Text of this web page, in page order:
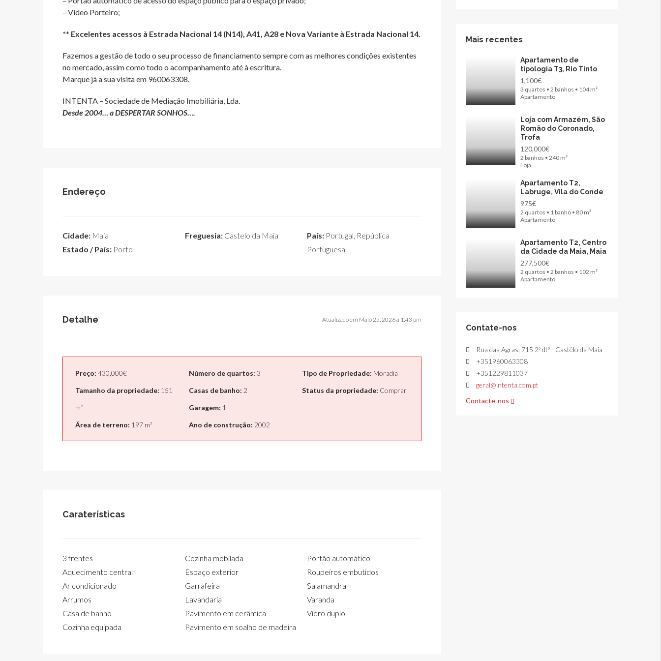
– Vídeo Porteiro;
** Excelentes acessos à Estrada Nacional 14 (N14), A41, A28 e Nova Variante à Estrada Nacional 14.
Fazemos a gestão de todo o seu processo de financiamento sempre com as melhores condições existentes
no mercado, assim como todo o acompanhamento até à escritura.
Marque já a sua visita em 960063308.
INTENTA – Sociedade de Mediação Imobiliária, Lda.
Desde 2004… a DESPERTAR SONHOS….
Endereço
Cidade: Maia
Estado / País: Porto
Freguesia:Castelo da Maia País: Portugal, República
Portuguesa
Detalhe Atualizado em Maio 25, 2026 a 1:43 pm
Preço: 430,000€
Tamanho da propriedade: 151
m²
Área de terreno: 197 m²
Número de quartos: 3
Casas de banho: 2
Garagem: 1
Ano de construção: 2002
Tipo de Propriedade: Moradia
Status da propriedade: Comprar
Caraterísticas
3 frentes
Aquecimento central
Ar condicionado
Arrumos
Casa de banho
Cozinha equipada
Cozinha mobilada
Espaço exterior
Garrafeira
Lavandaria
Pavimento em cerâmica
Pavimento em soalho de madeira
Portão automático
Roupeiros embutidos
Salamandra
Varanda
Vidro duplo
Mais recentes
Apartamento de
tipologia T3, Rio Tinto
1,100€
3 quartos • 2 banhos • 104 m²
Apartamento
Loja com Armazém, São
Romão do Coronado,
Trofa
120,000€
2 banhos • 240 m²
Loja
Apartamento T2,
Labruge, Vila do Conde
975€
2 quartos • 1 banho • 80 m²
Apartamento
Apartamento T2, Centro
da Cidade da Maia, Maia
277,500€
2 quartos • 2 banhos • 102 m²
Apartamento
Contate-nos
Rua das Agras, 715 2º dtº - Castêlo da Maia
+351960063308
+351229811037
geral@intenta.com.pt
Contacte-nos